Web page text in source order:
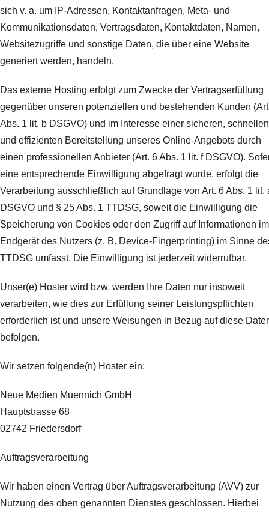
sich v. a. um IP-Adressen, Kontaktanfragen, Meta- und
Kommunikationsdaten, Vertragsdaten, Kontaktdaten, Namen,
Websitezugriffe und sonstige Daten, die über eine Website
generiert werden, handeln.
Das externe Hosting erfolgt zum Zwecke der Vertragserfüllung
gegenüber unseren potenziellen und bestehenden Kunden
Abs. 1 lit. b DSGVO) und im Interesse einer sicheren, schnellen
und effizienten Bereitstellung unseres Online-Angebots durch
einen professionellen Anbieter (Art. 6 Abs. 1 lit. f DSGVO).
eine entsprechende Einwilligung abgefragt wurde, erfolgt die
Verarbeitung ausschließlich auf Grundlage von Art. 6 Abs. 1 lit.
DSGVO und § 25 Abs. 1 TTDSG, soweit die Einwilligung die
Speicherung von Cookies oder den Zugriff auf Informationen im
Endgerät des Nutzers (z. B. Device-Fingerprinting) im Sinne
TTDSG umfasst. Die Einwilligung ist jederzeit widerrufbar.
Unser(e) Hoster wird bzw. werden Ihre Daten nur insoweit
verarbeiten, wie dies zur Erfüllung seiner Leistungspflichten
erforderlich ist und unsere Weisungen in Bezug auf diese
befolgen.
Wir setzen folgende(n) Hoster ein:
Neue Medien Muennich GmbH
Hauptstrasse 68
02742 Friedersdorf
Auftragsverarbeitung
Wir haben einen Vertrag über Auftragsverarbeitung (AVV) zur
Nutzung des oben genannten Dienstes geschlossen. Hierbei